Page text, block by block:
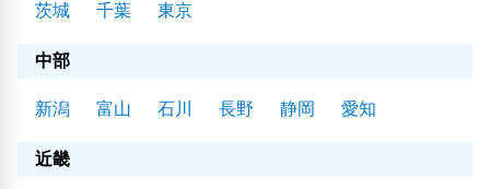
茨城 千葉 東京
中部
新潟 富山 石川 長野 静岡 愛知
近畿